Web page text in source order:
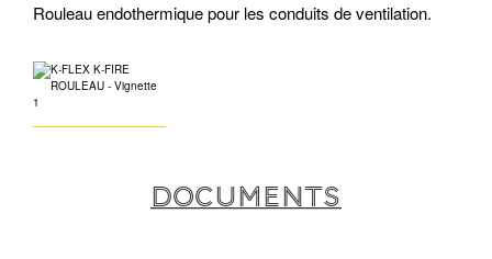
Rouleau endothermique pour les conduits de ventilation.
Documents